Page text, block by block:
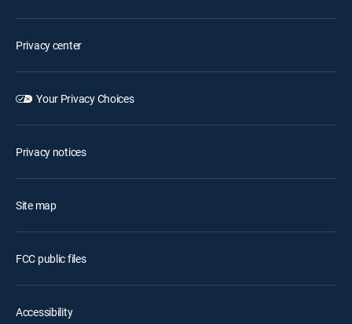
Privacy center
Your Privacy Choices
Privacy notices
Site map
FCC public files
Accessibility